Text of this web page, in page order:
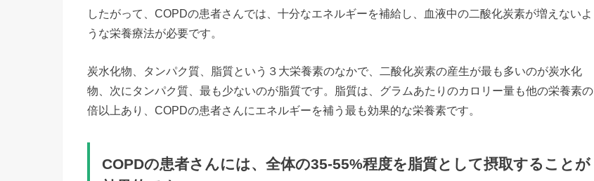
したがって、COPDの患者さんでは、十分なエネルギーを補給し、血液中の二酸化炭素が増えないよ
うな栄養療法が必要です。
炭水化物、タンパク質、脂質という３大栄養素のなかで、二酸化炭素の産生が最も多いのが炭水化
物、次にタンパク質、最も少ないのが脂質です。脂質は、グラムあたりのカロリー量も他の栄養素の
倍以上あり、COPDの患者さんにエネルギーを補う最も効果的な栄養素です。
COPDの患者さんには、全体の35-55%程度を脂質として摂取することが